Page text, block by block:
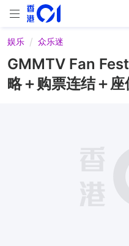
娱乐 众乐迷
GMMTV Fan
略＋购票连结＋座